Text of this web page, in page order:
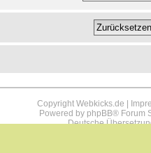
Copyright Webkicks.de |
Powered by phpBB® Forum
Deutsche